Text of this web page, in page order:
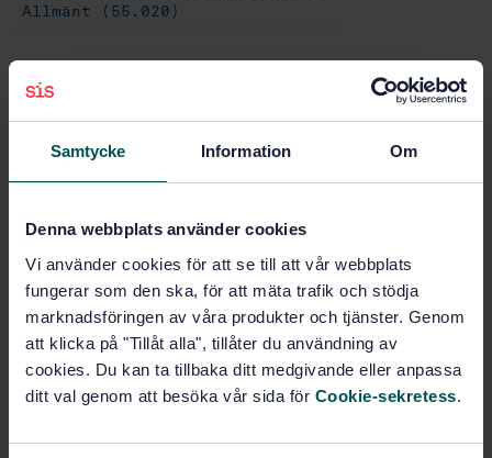
Samtycke Information Om
Denna webbplats använder cookies
Vi använder cookies för att se till att vår webbplats
fungerar som den ska, för att mäta trafik och stödja
marknadsföringen av våra produkter och tjänster. Genom
att klicka på "Tillåt alla", tillåter du användning av
cookies. Du kan ta tillbaka ditt medgivande eller anpassa
ditt val genom att besöka vår sida för Cookie-sekretess.
Allmänt (55.020)
Köp denna standard
STANDARD
SVENSK STANDARD· SS-EN 13011
deklaration av prestandavillkor
Prenumerera på standarden - Läs mer
PDF
Lägg i varukorgen
Fler alternativ